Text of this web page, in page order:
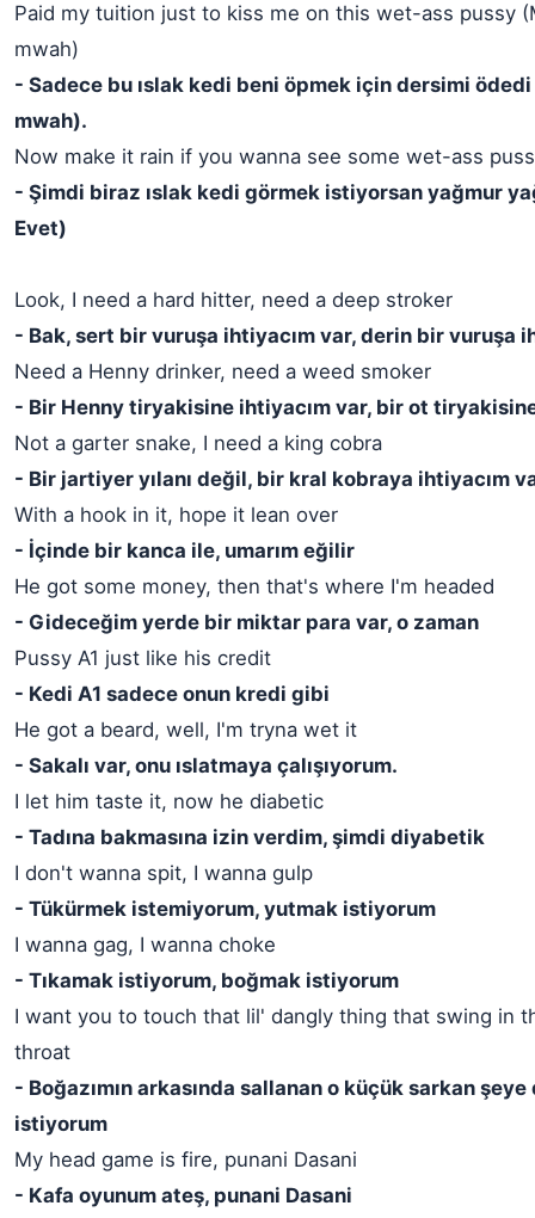
Paid my tuition just to kiss me on this wet-ass pussy
mwah)
- Sadece bu ıslak kedi beni öpmek için dersimi
mwah).
Now make it rain if you wanna see some wet-ass
- Şimdi biraz ıslak kedi görmek istiyorsan yağmur
Evet)
Look, I need a hard hitter, need a deep stroker
- Bak, sert bir vuruşa ihtiyacım var, derin bir vuruşa
Need a Henny drinker, need a weed smoker
- Bir Henny tiryakisine ihtiyacım var, bir ot
Not a garter snake, I need a king cobra
- Bir jartiyer yılanı değil, bir kral kobraya ihtiyacım
With a hook in it, hope it lean over
- İçinde bir kanca ile, umarım eğilir
He got some money, then that's where I'm headed
- Gideceğim yerde bir miktar para var, o zaman
Pussy A1 just like his credit
- Kedi A1 sadece onun kredi gibi
He got a beard, well, I'm tryna wet it
- Sakalı var, onu ıslatmaya çalışıyorum.
I let him taste it, now he diabetic
- Tadına bakmasına izin verdim, şimdi diyabetik
I don't wanna spit, I wanna gulp
- Tükürmek istemiyorum, yutmak istiyorum
I wanna gag, I wanna choke
- Tıkamak istiyorum, boğmak istiyorum
I want you to touch that lil' dangly thing that swing in
throat
- Boğazımın arkasında sallanan o küçük sarkan şeye
istiyorum
My head game is fire, punani Dasani
- Kafa oyunum ateş, punani Dasani